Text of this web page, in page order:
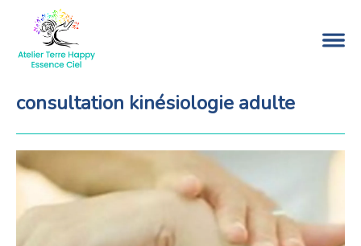
consultation kinésiologie adulte